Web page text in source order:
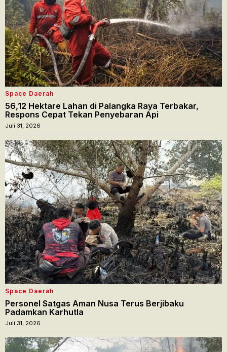
Space Daerah
56,12 Hektare Lahan di Palangka Raya Terbakar,
Respons Cepat Tekan Penyebaran Api
Juli 31, 2026
Space Daerah
Personel Satgas Aman Nusa Terus Berjibaku
Padamkan Karhutla
Juli 31, 2026